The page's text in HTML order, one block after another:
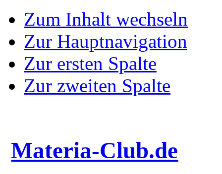
Zum Inhalt wechseln
Zur Hauptnavigation
Zur ersten Spalte
Zur zweiten Spalte
Materia-Club.de